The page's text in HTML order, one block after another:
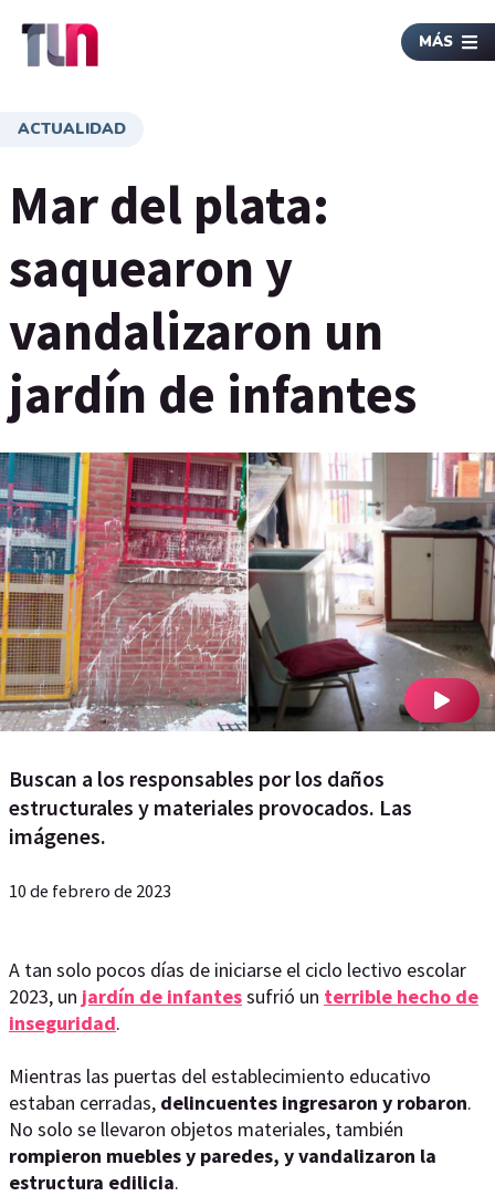
MÁS
ACTUALIDAD
Mar del plata:
saquearon y
vandalizaron un
jardín de infantes
Buscan a los responsables por los daños
estructurales y materiales provocados. Las
imágenes.
10 de febrero de 2023
A tan solo pocos días de iniciarse el ciclo lectivo escolar
2023, un jardín de infantessufrió un terrible hecho de
inseguridad.
Mientras las puertas del establecimiento educativo
estaban cerradas, delincuentes ingresaron y robaron.
No solo se llevaron objetos materiales, también
rompieron muebles y paredes, y vandalizaron la
estructura edilicia.